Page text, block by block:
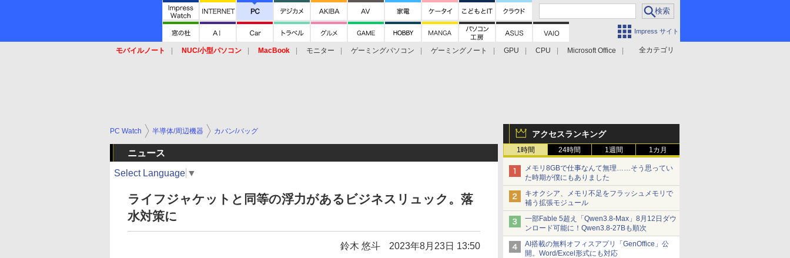
Impress サイト
全カテゴリ
モバイルノート NUC/小型パソコン MacBook モニター ゲーミングパソコン ゲーミングノート GPU CPU
Microsoft Office
アクセスランキング
1時間 24時間 1週間 1カ月
メモリ8GBで仕事なんて無理……そう思ってい
た時期が僕にもありました
キオクシア、メモリ不足をフラッシュメモリで
補う拡張モジュール
一部Fable 5超え「Qwen3.8-Max」8月12日ダウ
ンロード可能に！Qwen3.8-27Bも順次
AI搭載の無料オフィスアプリ「GenOffice」公
開。Word/Excel形式にも対応
PC Watch 半導体/周辺機器 カバン/バッグ
ニュース
Select Language ▼
ライフジャケットと同等の浮力があるビジネスリュック。落
水対策に
鈴木 悠斗 2023年8月23日 13:50